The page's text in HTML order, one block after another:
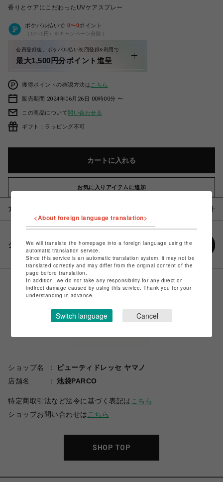
香りとケアにこだわったUVケアスプレー
ポケパル払いで 0〜0ポイント
（1P=1円）※キャンペーン分除く
会員登録後、ポケパル払い初回登録&利用で
最大1,500円分ポイント進呈
獲得ポイントの確認方法は こちら
販売期間 2024年06月26日 00時00分 〜
この商品について問い合わせる
ギフト：ラッピング不可
カートに入れる
お気に入りアイテムに追加
アイテム説明 / 素材
シェアする
ショップ名
ビューティドレッセ ヤマノ
店舗名
池袋PARCO
特定商取引法など法令に基づく表記は こちら
ショップお問い合わせは こちら
SHOP TOP
<About foreign language translation>
We will translate the homepage into a foreign language using the
automatic translation service.
Since this service is an automatic translation system, it may not be
translated correctly and may differ from the original content of the
page before translation.
In addition, we do not take any responsibility for any direct or
indirect damage caused by using this service. Thank you for your
understanding in advance.
Switch language Cancel